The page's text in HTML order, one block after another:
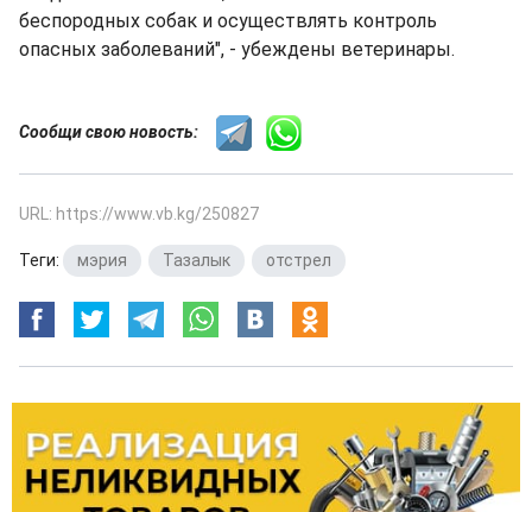
беспородных собак и осуществлять контроль
опасных заболеваний", - убеждены ветеринары.
Сообщи свою новость:
URL: https://www.vb.kg/250827
Теги: мэрия Тазалык отстрел